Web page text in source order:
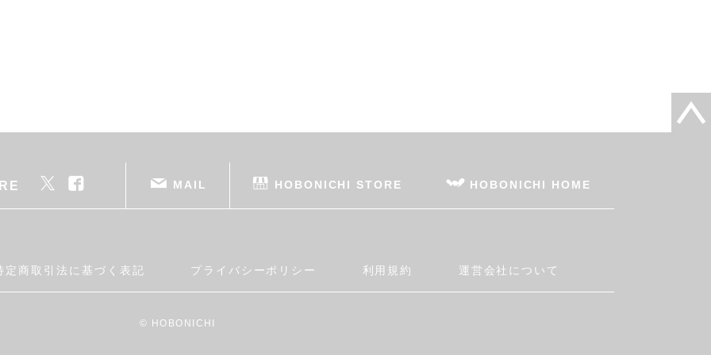
MAIL HOBONICHI STORE HOBONICHI HOME
定商取引法に基づく表記 プライバシーポリシー 利用規約 運営会社について
© HOBONICHI